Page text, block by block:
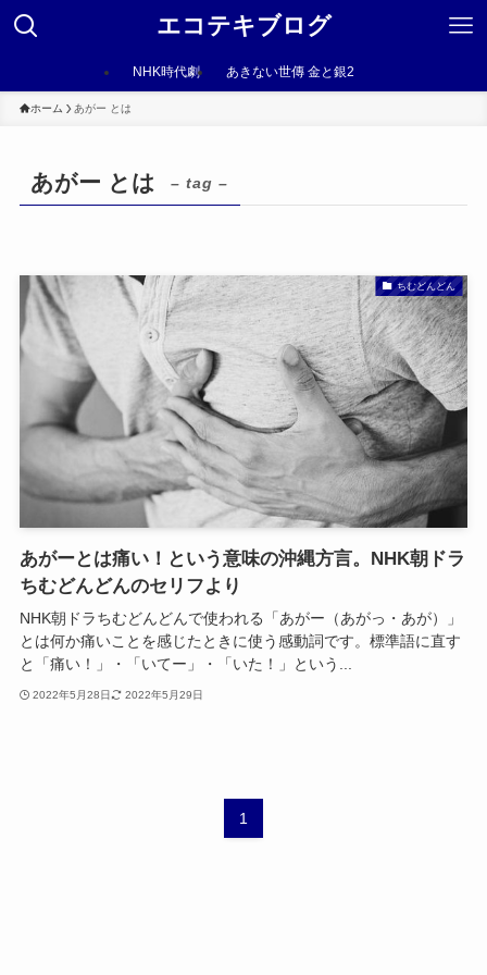
エコテキブログ
NHK時代劇 あきない世傳 金と銀2
ホーム あがー とは
あがー とは – tag –
ちむどんどん
あがーとは痛い！という意味の沖縄方言。NHK朝ドラ
ちむどんどんのセリフより
NHK朝ドラちむどんどんで使われる「あがー（あがっ・あが）」
とは何か痛いことを感じたときに使う感動詞です。標準語に直す
と「痛い！」・「いてー」・「いた！」という...
2022年5月28日 2022年5月29日
1